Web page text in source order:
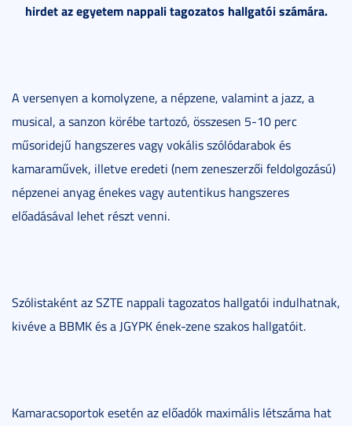
hirdet az egyetem nappali tagozatos hallgatói számára.
A versenyen a komolyzene, a népzene, valamint a jazz, a
musical, a sanzon körébe tartozó, összesen 5-10 perc
műsoridejű hangszeres vagy vokális szólódarabok és
kamaraművek, illetve eredeti (nem zeneszerzői feldolgozású)
népzenei anyag énekes vagy autentikus hangszeres
előadásával lehet részt venni.
Szólistaként az SZTE nappali tagozatos hallgatói indulhatnak,
kivéve a BBMK és a JGYPK ének-zene szakos hallgatóit.
Kamaracsoportok esetén az előadók maximális létszáma hat